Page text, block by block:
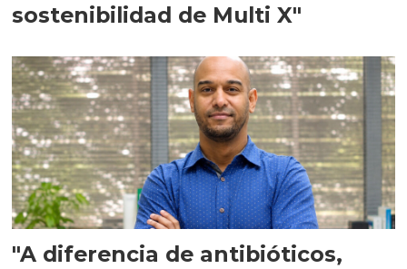
sostenibilidad de Multi X"
"A diferencia de antibióticos,